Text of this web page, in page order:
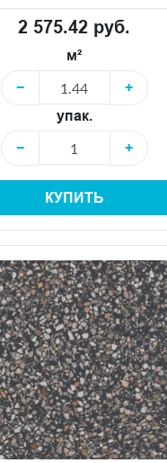
2 575.42 руб.
м²
−
+
упак.
−
+
КУПИТЬ